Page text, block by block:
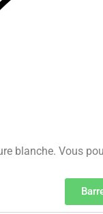
blanche. Vous